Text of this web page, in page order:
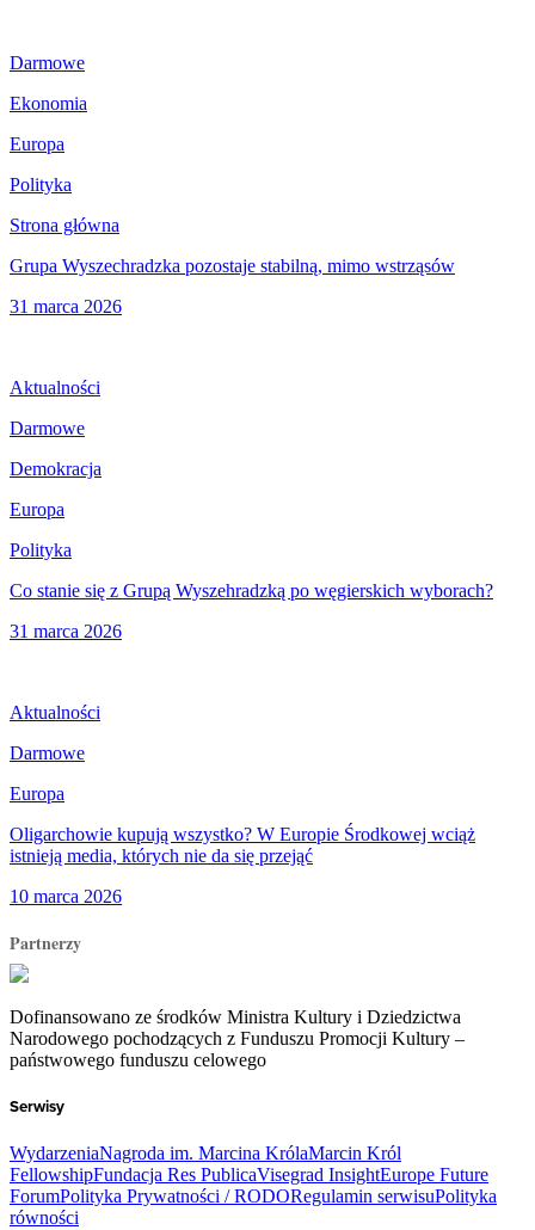
Darmowe
Ekonomia
Europa
Polityka
Strona główna
Grupa Wyszechradzka pozostaje stabilną, mimo wstrząsów
31 marca 2026
Aktualności
Darmowe
Demokracja
Europa
Polityka
Co stanie się z Grupą Wyszehradzką po węgierskich wyborach?
31 marca 2026
Aktualności
Darmowe
Europa
Oligarchowie kupują wszystko? W Europie Środkowej wciąż
istnieją media, których nie da się przejąć
10 marca 2026
Partnerzy
Dofinansowano ze środków Ministra Kultury i Dziedzictwa
Narodowego pochodzących z Funduszu Promocji Kultury –
państwowego funduszu celowego
Serwisy
WydarzeniaNagroda im. Marcina KrólaMarcin Król
FellowshipFundacja Res PublicaVisegrad InsightEurope Future
ForumPolityka Prywatności / RODORegulamin serwisuPolityka
równości